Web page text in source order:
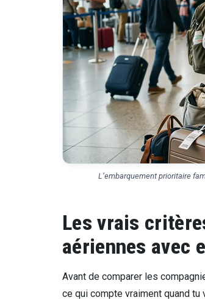
L’embarquement prioritaire
Les vrais
aériennes avec
Avant de comparer les
ce qui compte vraiment quand